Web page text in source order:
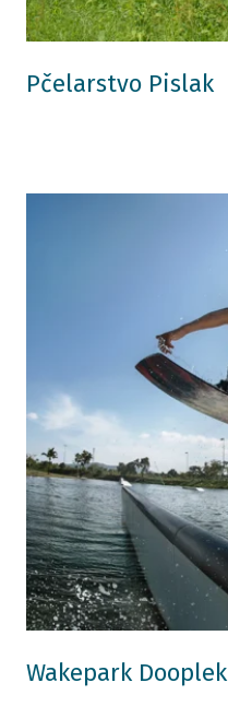
Pčelarstvo Pislak
Wakepark Dooplek